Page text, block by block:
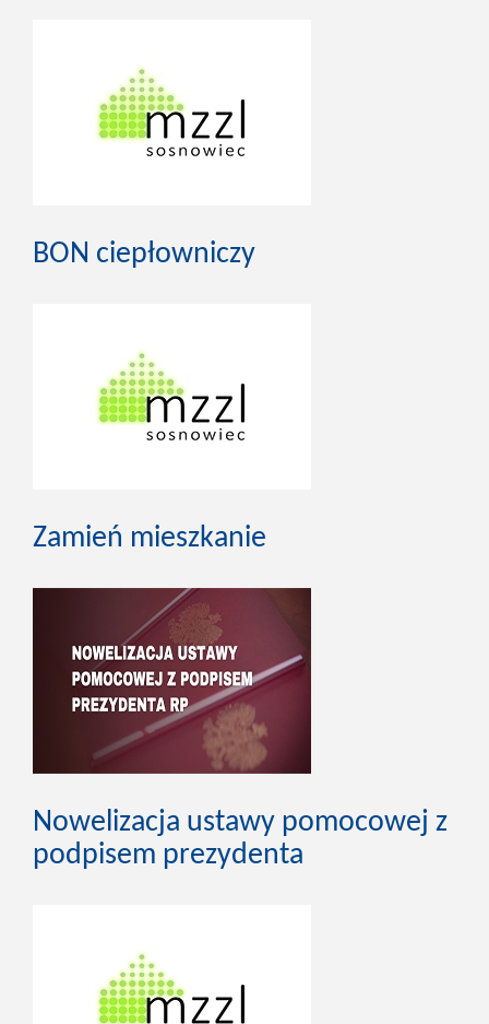
BON ciepłowniczy
Zamień mieszkanie
Nowelizacja ustawy pomocowej z
podpisem prezydenta